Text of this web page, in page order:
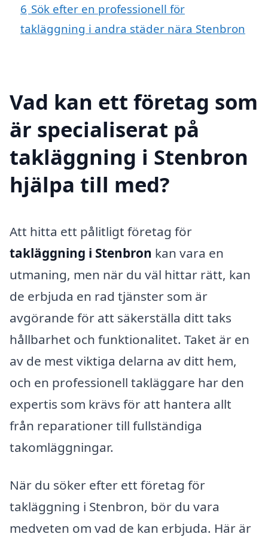
6 Sök efter en professionell för
takläggning i andra städer nära Stenbron
Vad kan ett företag som
är specialiserat på
takläggning i Stenbron
hjälpa till med?
Att hitta ett pålitligt företag för
takläggning i Stenbron kan vara en
utmaning, men när du väl hittar rätt, kan
de erbjuda en rad tjänster som är
avgörande för att säkerställa ditt taks
hållbarhet och funktionalitet. Taket är en
av de mest viktiga delarna av ditt hem,
och en professionell takläggare har den
expertis som krävs för att hantera allt
från reparationer till fullständiga
takomläggningar.
När du söker efter ett företag för
takläggning i Stenbron, bör du vara
medveten om vad de kan erbjuda. Här är